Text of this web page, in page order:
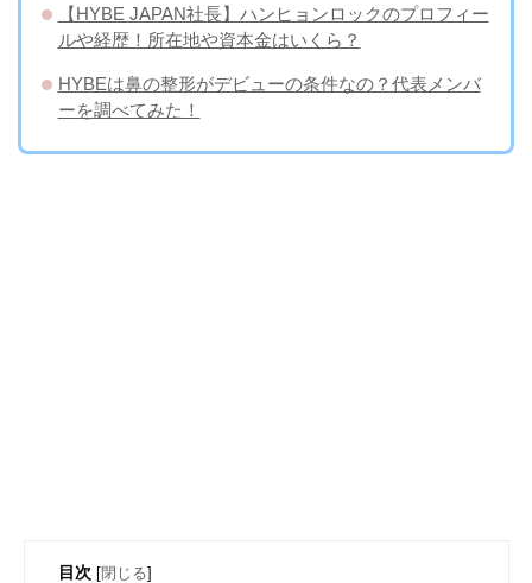
【HYBE JAPAN社長】ハンヒョンロックのプロフィー
ルや経歴！所在地や資本金はいくら？
HYBEは鼻の整形がデビューの条件なの？代表メンバ
ーを調べてみた！
目次 [閉じる]